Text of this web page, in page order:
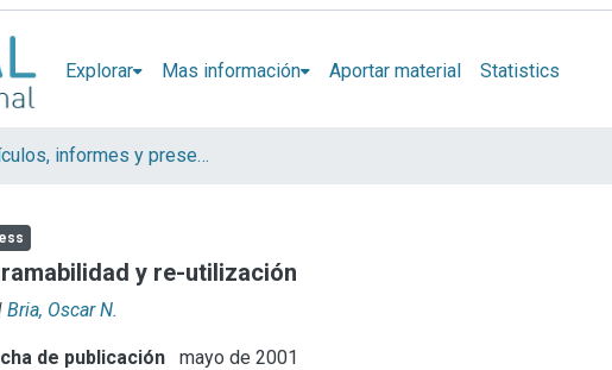
Explorar Mas información Aportar material Statistics
Artículos, informes y presentaciones en Congresos
y re-utilización
Bria, Oscar N.
de publicación mayo de 2001